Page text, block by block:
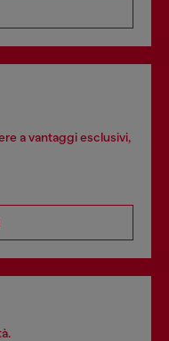
a vantaggi esclusivi,